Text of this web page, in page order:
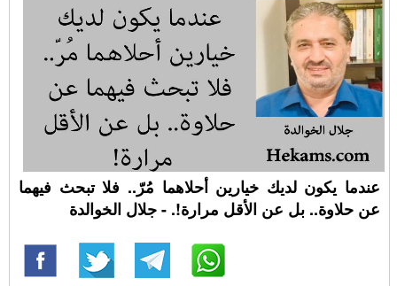
عندما يكون لديك خيارين أحلاهما مُرّ.. فلا تبحث فيهما
عن حلاوة.. بل عن الأقل مرارة!. - جلال الخوالدة